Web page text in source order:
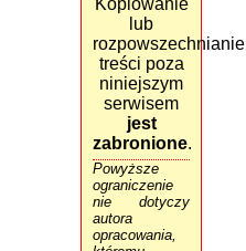
Kopiowanie
lub
rozpowszechnianie
treści poza
niniejszym
serwisem
jest
zabronione.
Powyższe
ograniczenie
nie dotyczy
autora
opracowania,